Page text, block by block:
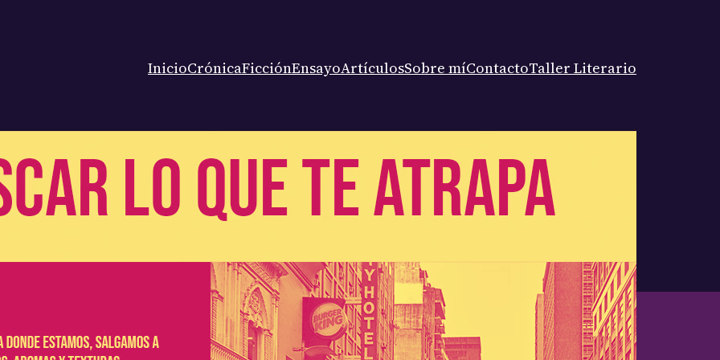
InicioCrónicaFicciónEnsayoArtículosSobre míContactoTaller Literario